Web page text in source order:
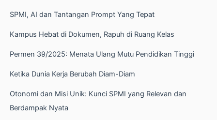
SPMI, AI dan Tantangan Prompt Yang Tepat
Kampus Hebat di Dokumen, Rapuh di Ruang Kelas
Permen 39/2025: Menata Ulang Mutu Pendidikan Tinggi
Ketika Dunia Kerja Berubah Diam-Diam
Otonomi dan Misi Unik: Kunci SPMI yang Relevan dan
Berdampak Nyata